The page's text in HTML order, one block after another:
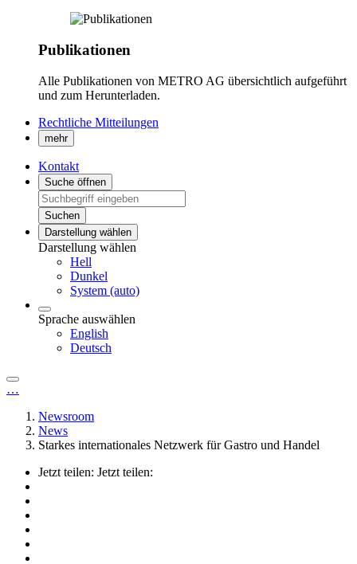
Publikationen
Alle Publikationen von METRO AG übersichtlich aufgeführt
und zum Herunterladen.
Rechtliche Mitteilungen
mehr
Kontakt
Suche öffnen
Suchen
Darstellung wählen
Darstellung wählen
Hell
Dunkel
System (auto)
Sprache auswählen
English
Deutsch
…
Newsroom
News
Starkes internationales Netzwerk für Gastro und Handel
Jetzt teilen: Jetzt teilen: